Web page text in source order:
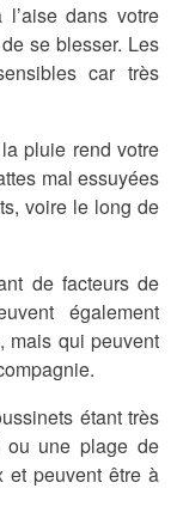
dans votre
se blesser. Les
car très
pluie rend votre
mal essuyées
voire le long de
de facteurs de
également
mais qui peuvent
étant très
ou une plage de
et peuvent être à